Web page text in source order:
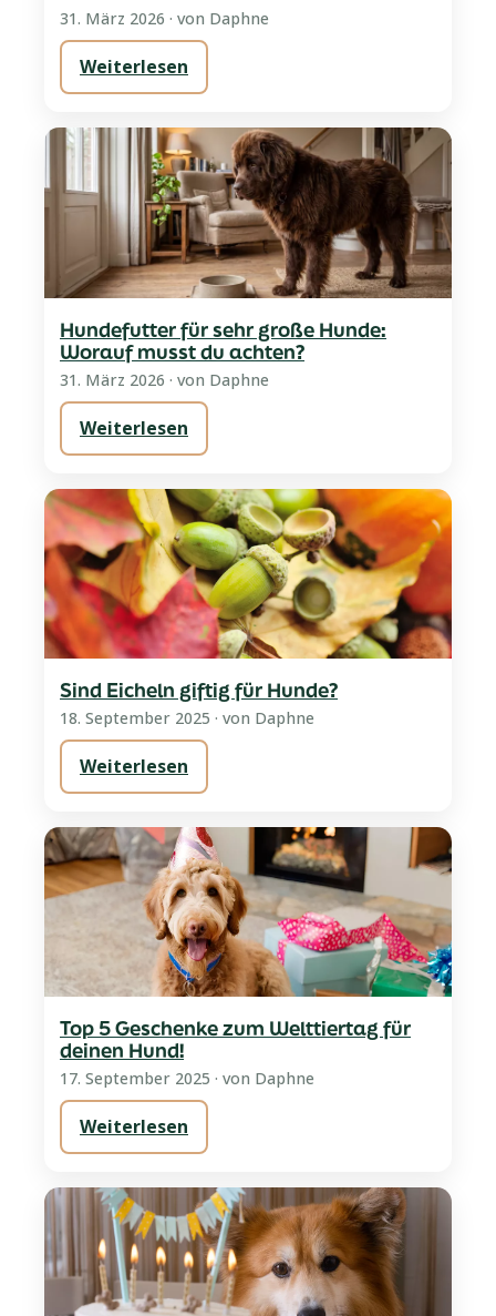
31. März 2026 · von Daphne
Weiterlesen
Hundefutter für sehr große Hunde:
Worauf musst du achten?
31. März 2026 · von Daphne
Weiterlesen
Sind Eicheln giftig für Hunde?
18. September 2025 · von Daphne
Weiterlesen
Top 5 Geschenke zum Welttiertag für
deinen Hund!
17. September 2025 · von Daphne
Weiterlesen